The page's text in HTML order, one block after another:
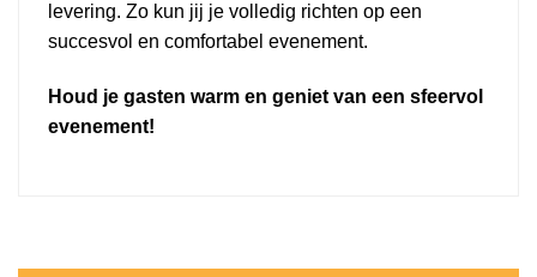
levering. Zo kun jij je volledig richten op een
succesvol en comfortabel evenement.
Houd je gasten warm en geniet van een sfeervol
evenement!